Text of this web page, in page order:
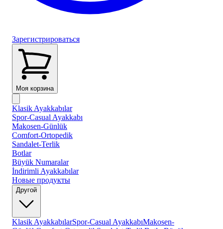
Зарегистрироваться
Моя корзина
Klasik Ayakkabılar
Spor-Casual Ayakkabı
Makosen-Günlük
Comfort-Ortopedik
Sandalet-Terlik
Botlar
Büyük Numaralar
İndirimli Ayakkabılar
Новые продукты
Другой
Klasik AyakkabılarSpor-Casual AyakkabıMakosen-